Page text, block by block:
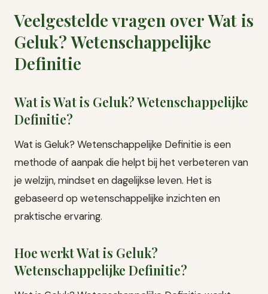
Veelgestelde vragen over Wat is
Geluk? Wetenschappelijke
Definitie
Wat is Wat is Geluk? Wetenschappelijke
Definitie?
Wat is Geluk? Wetenschappelijke Definitie is een
methode of aanpak die helpt bij het verbeteren van
je welzijn, mindset en dagelijkse leven. Het is
gebaseerd op wetenschappelijke inzichten en
praktische ervaring.
Hoe werkt Wat is Geluk?
Wetenschappelijke Definitie?